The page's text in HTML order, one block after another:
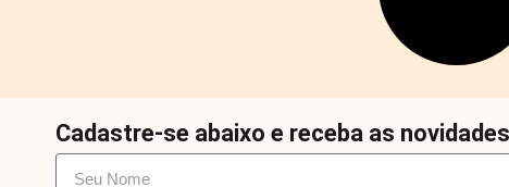
Cadastre-se abaixo e receba as